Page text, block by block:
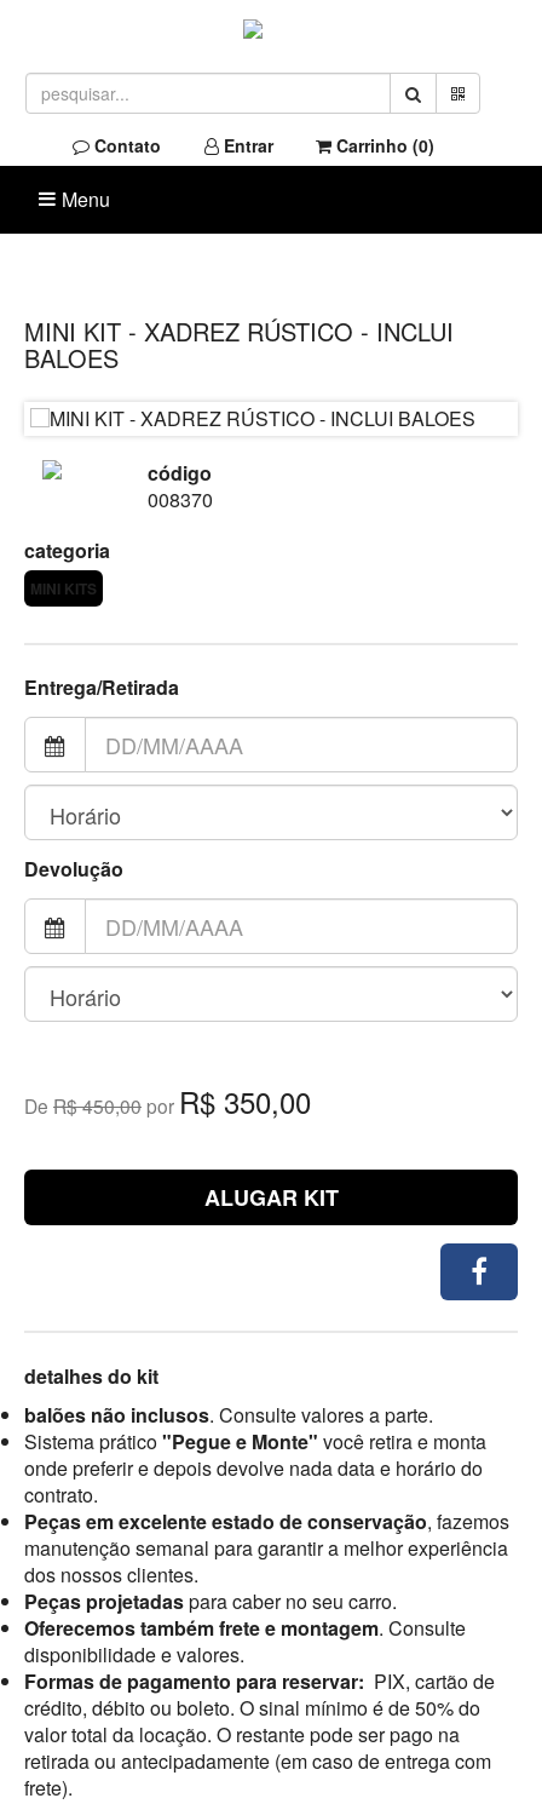
Contato Entrar Carrinho (0)
Menu
MINI KIT - XADREZ RÚSTICO - INCLUI
BALOES
código
008370
categoria
MINI KITS
Entrega/Retirada
Devolução
De R$ 450,00 por R$ 350,00
ALUGAR KIT
detalhes do kit
balões não inclusos. Consulte valores a parte.
Sistema prático"Pegue e Monte" você retira e monta
onde preferir e depois devolve nada data e horário do
contrato.
Peças em excelente estado de conservação, fazemos
manutenção semanal para garantir a melhor experiência
dos nossos clientes.
Peças projetadaspara caber no seu carro.
Oferecemos também frete e montagem. Consulte
disponibilidade e valores.
Formas de pagamento para reservar: PIX, cartão de
crédito, débito ou boleto. O sinal mínimo é de 50% do
valor total da locação. O restante pode ser pago na
retirada ou antecipadamente (em caso de entrega com
frete).